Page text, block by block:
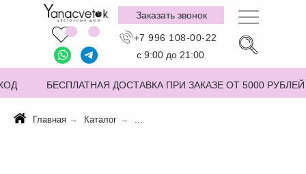
+7 996 108-00-22
Заказать звонок
БЕСПЛАТНАЯ ДОСТАВКА ПРИ ЗАКАЗЕ ОТ 5000 РУБЛЕЙ
с 9:00 до 21:00
Главная → Каталог → ...